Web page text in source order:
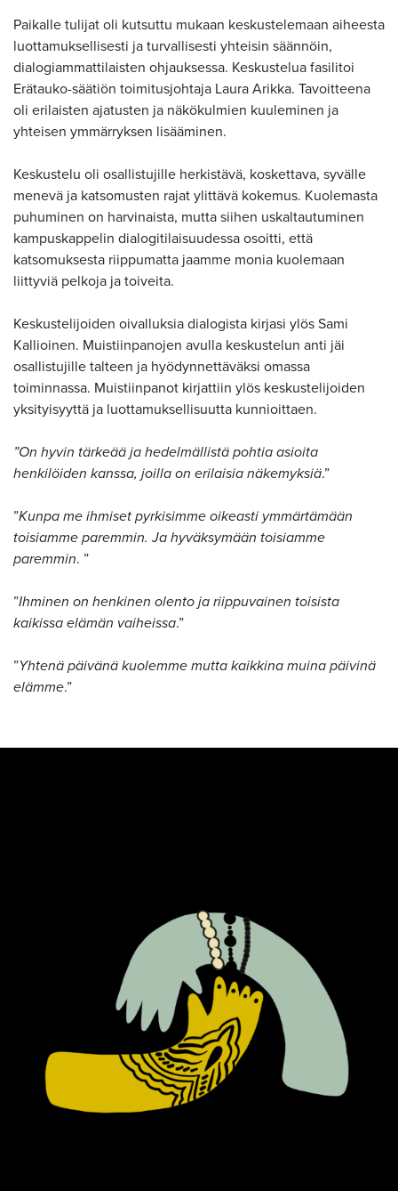
Paikalle tulijat oli kutsuttu mukaan keskustelemaan aiheesta
luottamuksellisesti ja turvallisesti yhteisin säännöin,
dialogiammattilaisten ohjauksessa. Keskustelua fasilitoi
Erätauko-säätiön toimitusjohtaja Laura Arikka. Tavoitteena
oli erilaisten ajatusten ja näkökulmien kuuleminen ja
yhteisen ymmärryksen lisääminen.
Keskustelu oli osallistujille herkistävä, koskettava, syvälle
menevä ja katsomusten rajat ylittävä kokemus. Kuolemasta
puhuminen on harvinaista, mutta siihen uskaltautuminen
kampuskappelin dialogitilaisuudessa osoitti, että
katsomuksesta riippumatta jaamme monia kuolemaan
liittyviä pelkoja ja toiveita.
Keskustelijoiden oivalluksia dialogista kirjasi ylös Sami
Kallioinen. Muistiinpanojen avulla keskustelun anti jäi
osallistujille talteen ja hyödynnettäväksi omassa
toiminnassa. Muistiinpanot kirjattiin ylös keskustelijoiden
yksityisyyttä ja luottamuksellisuutta kunnioittaen.
”On hyvin tärkeää ja hedelmällistä pohtia asioita
henkilöiden kanssa, joilla on erilaisia näkemyksiä.”
”Kunpa me ihmiset pyrkisimme oikeasti ymmärtämään
toisiamme paremmin. Ja hyväksymään toisiamme
paremmin. ”
”Ihminen on henkinen olento ja riippuvainen toisista
kaikissa elämän vaiheissa.”
”Yhtenä päivänä kuolemme mutta kaikkina muina päivinä
elämme.”